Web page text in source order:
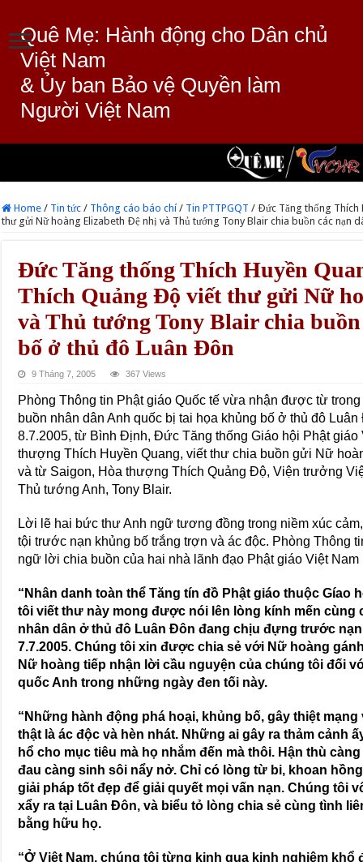
Quê Mẹ: Hành động cho Dân chủ
Việt Nam
& Ủy ban Bảo vệ Quyền làm
Người Việt Nam
Home / Tin tức / Thông cáo báo chí / Tin PTTPGQT / Ðức Tăng thống Thích
thư gửi Nữ hoàng Elizabeth Ðệ nhị và Thủ tướng Tony Blair chia buồn các nạn
Ðức Tăng thống Thích Huyền
Thích Quảng Ðộ viết thư gửi Nữ
và Thủ tướng Tony Blair chia
bố ở thủ đô Luân Ðôn
9 Tháng 7, 2005 367 Views
Phòng Thông tin Phật giáo Quốc tế vừa nhận được từ
buồn nhân dân Anh quốc bị tai họa khủng bố ở thủ đô
8.7.2005, từ Bình Ðịnh, Ðức Tăng thống Giáo hội Phật
thượng Thích Huyền Quang, viết thư chia buồn gửi Nữ
và từ Saigon, Hòa thượng Thích Quảng Ðộ, Viện trưởng
Thủ tướng Anh, Tony Blair.
Lời lẽ hai bức thư Anh ngữ tương đồng trong niềm xúc
tội trước nạn khủng bố trắng trợn và ác độc. Phòng Thông
ngữ lời chia buồn của hai nhà lãnh đạo Phật giáo Việt Nam
“Nhân danh toàn thể Tăng tín đồ Phật giáo thuộc Gíao
tôi viết thư này mong được nói lên lòng kính mến cùng
nhân dân ở thủ đô Luân Ðôn đang chịu đựng trước
7.7.2005. Chúng tôi xin được chia sẻ với Nữ hoàng
Nữ hoàng tiếp nhận lời cầu nguyện của chúng tôi đối
quốc Anh trong những ngày đen tối này.
“Những hành động phá hoại, khủng bố, gây thiệt
thật là ác độc và hèn nhát. Những ai gây ra thảm cảnh
hổ cho mục tiêu mà họ nhắm đến mà thôi. Hận thù
đau càng sinh sôi nẩy nở. Chỉ có lòng từ bi, khoan
giải pháp tốt đẹp để giải quyết mọi vấn nạn. Chúng tôi
xẩy ra tại Luân Ðôn, và biểu tỏ lòng chia sẻ cùng tình
bằng hữu họ.
“Ở Việt Nam, chúng tôi từng kinh qua kinh nghiệm khổ